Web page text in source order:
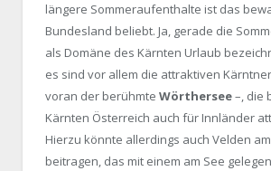
längere Sommeraufenthalte ist das
Bundesland beliebt. Ja, gerade die
als Domäne des Kärnten Urlaub
es sind vor allem die attraktiven
voran der berühmte Wörthersee–, die
Kärnten Österreich auch für Innländer
Hierzu könnte allerdings auch Velden
beitragen, das mit einem am See